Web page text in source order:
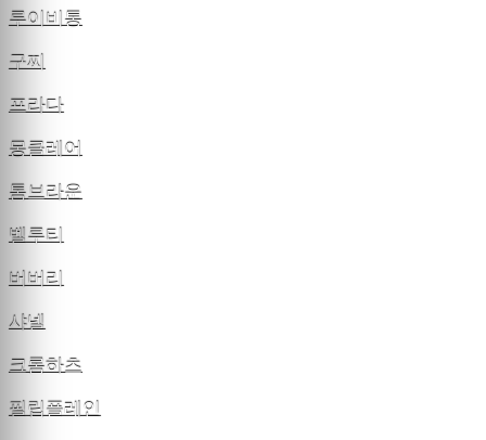
루이비통
구찌
프라다
몽클레어
톰브라운
벨루티
버버리
샤넬
크롬하츠
필립플레인